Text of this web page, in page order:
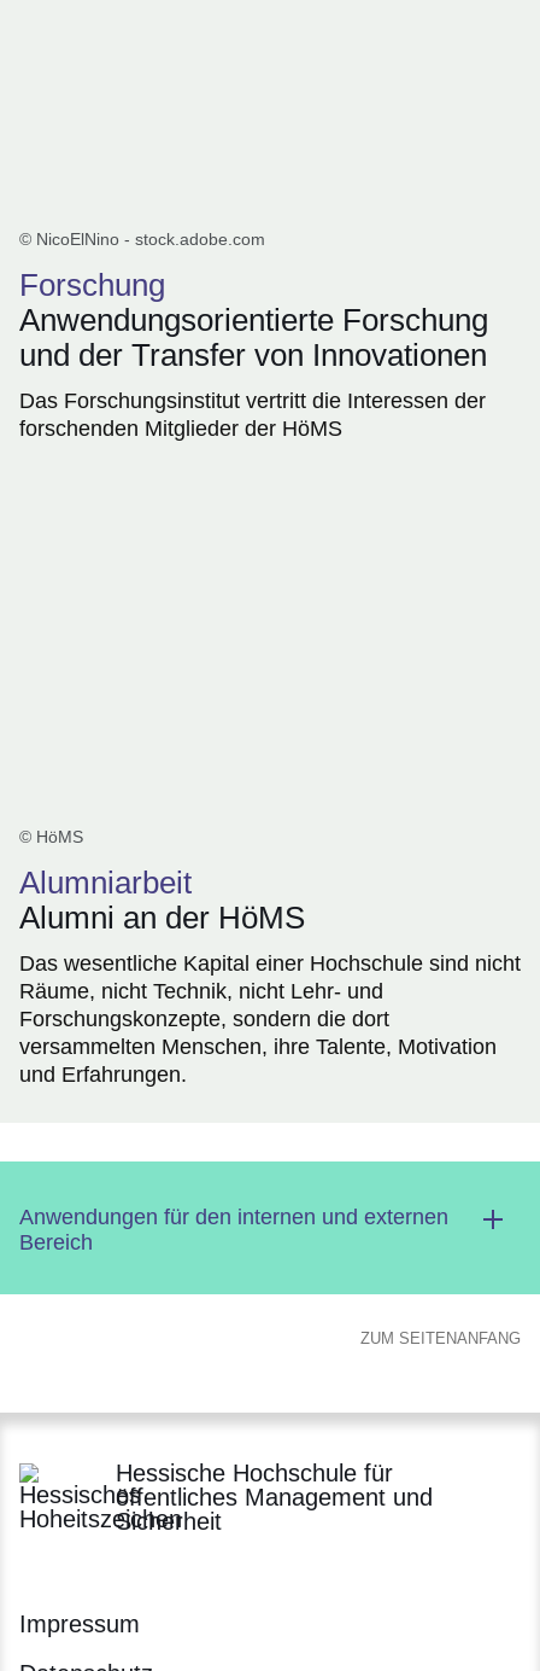
© NicoElNino - stock.adobe.com
Forschung
Anwendungsorientierte Forschung
und der Transfer von Innovationen
Das Forschungsinstitut vertritt die Interessen der
forschenden Mitglieder der HöMS
© HöMS
Alumniarbeit
Alumni an der HöMS
Das wesentliche Kapital einer Hochschule sind nicht
Räume, nicht Technik, nicht Lehr- und
Forschungskonzepte, sondern die dort
versammelten Menschen, ihre Talente, Motivation
und Erfahrungen.
Anwendungen für den internen und externen
Bereich
ZUM SEITENANFANG
Hessische Hochschule für
öffentliches Management und
Sicherheit
Impressum